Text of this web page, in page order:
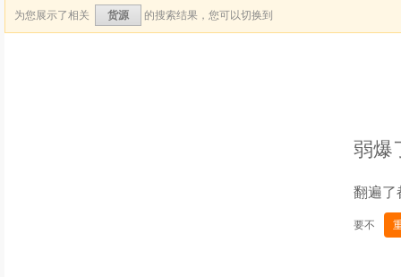
为您展示了相关 货源 的搜索结果，您可以切换到
弱爆
翻遍了
要不